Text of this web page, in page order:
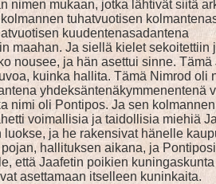
nimen mukaan, jotka lähtivät siitä
tuhatvuotisen
kuudentenasadantena
maahan. Ja siellä kielet sekoitettiin
nousee, ja hän asettui sinne. Tämä
kuinka hallita. Tämä Nimrod oli
yhdeksäntenäkymmenentenä
nimi oli Pontipos. Ja sen
voimallisia ja taidollisia miehiä
ja he rakensivat hänelle
hallituksen aikana, ja
että Jaafetin poikien
asettamaan itselleen kuninkaita.